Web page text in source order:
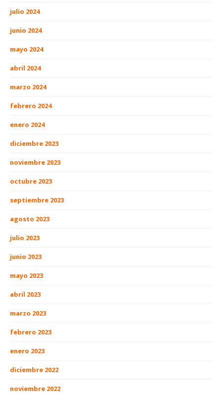
julio 2024
junio 2024
mayo 2024
abril 2024
marzo 2024
febrero 2024
enero 2024
diciembre 2023
noviembre 2023
octubre 2023
septiembre 2023
agosto 2023
julio 2023
junio 2023
mayo 2023
abril 2023
marzo 2023
febrero 2023
enero 2023
diciembre 2022
noviembre 2022